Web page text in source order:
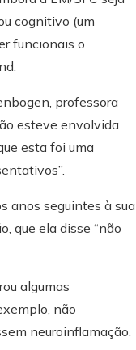
cognitivo (um
funcionais o
professora
esteve envolvida
esta foi uma
anos seguintes à sua
que ela disse “não
algumas
não
neuroinflamação.